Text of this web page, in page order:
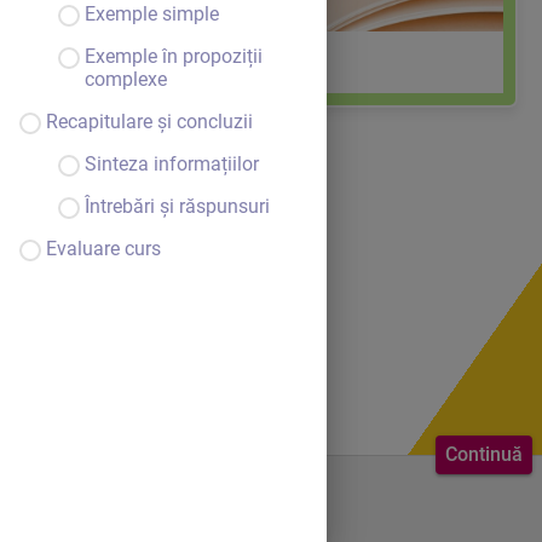
Exemple simple
Exemple în propoziții
complexe
Recapitulare și concluzii
Sinteza informațiilor
Întrebări și răspunsuri
Evaluare curs
Continuă
Cazurile substantivului